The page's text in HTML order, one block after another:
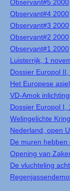
Observant#5 2000
Observant#4 2000
Observant#3 2000
Observant#2 2000
Observant#1 2000
Luisterrijk, 1
Dossier Europol
Het Europese
VD-Amok
Dossier Europol I,
Welingelichte
Nederland, open
De muren
Opening van
De vluchteling